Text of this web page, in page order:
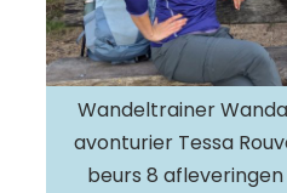
Wandeltrainer
avonturier Tessa
beurs 8